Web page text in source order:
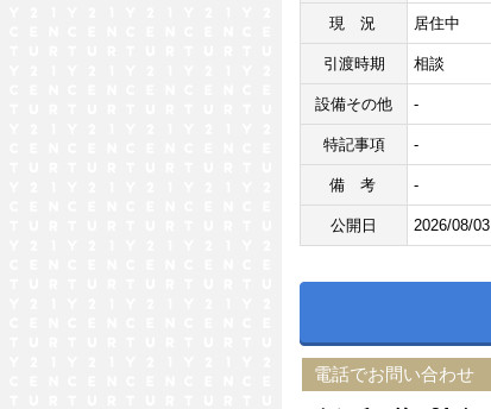
現況 居住中
引渡時期 相談
設備その他 -
特記事項 -
備考 -
公開日 2026/08/03
電話でお問い合わせ